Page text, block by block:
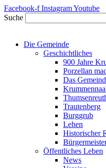
Zum
Inhalt
springen
Facebook-f InstagramYoutube
Suche
Die Gemeinde
Geschichtliches
900 Jahre
Porzellan
Das
Trautenberg
Burggrub
Lehen
Historischer
Öffentliches Leben
News